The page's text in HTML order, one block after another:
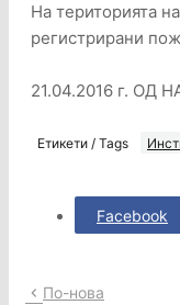
На територията
регистрирани
21.04.2016 г. ОД
Етикети / Tags
Facebook
По-нова